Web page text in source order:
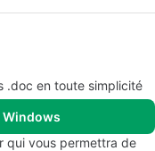
.doc en toute simplicité
qui vous permettra de